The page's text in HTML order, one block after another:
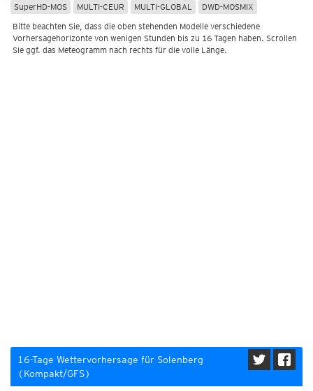
SuperHD-MOS
MULTI-CEUR MULTI-GLOBAL DWD-MOSMIX
Bitte beachten Sie, dass die oben stehenden Modelle verschiedene
Vorhersagehorizonte von wenigen Stunden bis zu 16 Tagen haben. Scrollen
Sie ggf. das Meteogramm nach rechts für die volle Länge.
16-Tage Wettervorhersage für Solenberg
(Kompakt/GFS)